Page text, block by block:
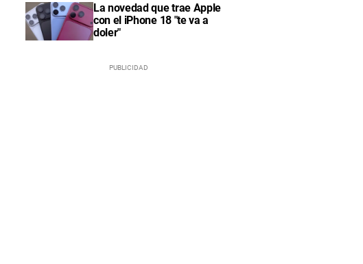
La novedad que trae Apple
con el iPhone 18 "te va a
doler"